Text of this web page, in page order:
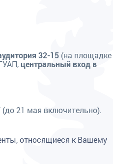
32-15 (на площадке
центральный вход в
(до 21 мая включительно).
относящиеся к Вашему